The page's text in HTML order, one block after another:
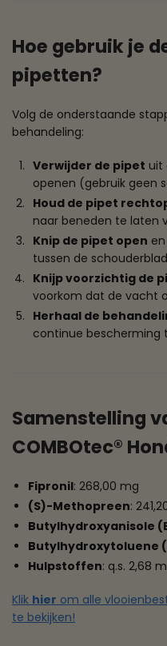
Hoe gebruik je
pipetten?
Volg de onderstaande
behandeling:
Verwijder de pipet uit
openen (gebruik geen
Houd de pipet
naar beneden te laten
Knip de pipet open
tussen de
Knijp voorzichtig de
voorkom dat de vacht
Herhaal de
continue bescherming
Samenstelling
COMBOtec®
Fipronil: 268,00 mg
(S)-Methopreen:
Butylhydroxyanisole
Butylhydroxytoluene
Hulpstoffen: q.s. 2,68
Klik hier om alle
te bekijken!